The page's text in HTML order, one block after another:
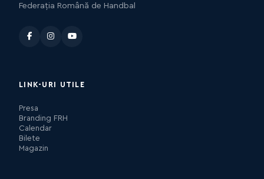
Federația Română de Handbal
LINK-URI UTILE
Presa
Branding FRH
Calendar
Bilete
Magazin